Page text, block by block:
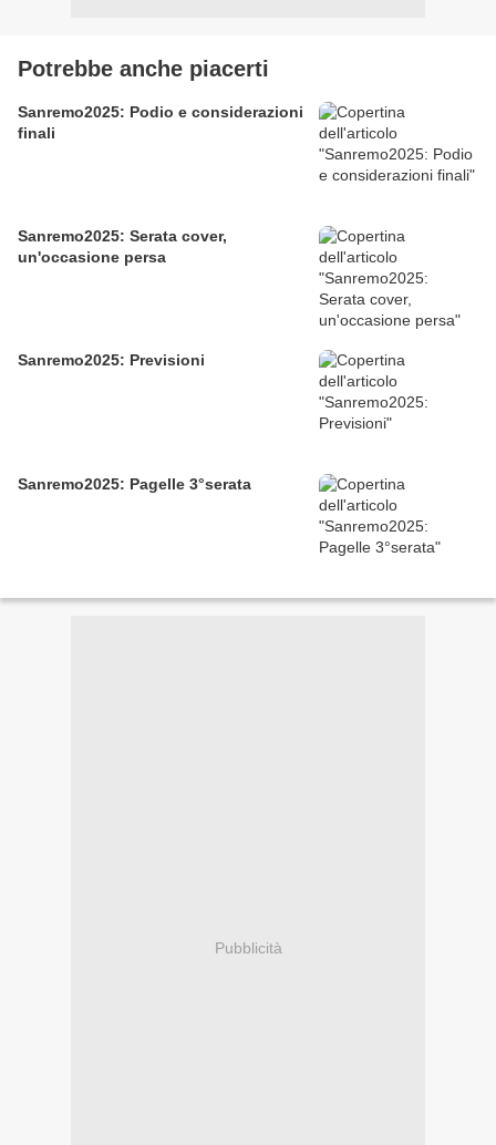
Potrebbe anche piacerti
Sanremo2025: Podio e considerazioni
finali
Sanremo2025: Serata cover,
un'occasione persa
Sanremo2025: Previsioni
Sanremo2025: Pagelle 3°serata
Pubblicità